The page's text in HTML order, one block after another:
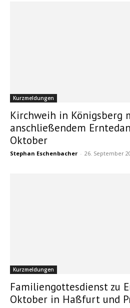
Kurzmeldungen
Kirchweih in Königsberg
anschließendem
Oktober
Stephan Eschenbacher - 26. September
Kurzmeldungen
Familiengottesdienst zu
Oktober in Haßfurt und